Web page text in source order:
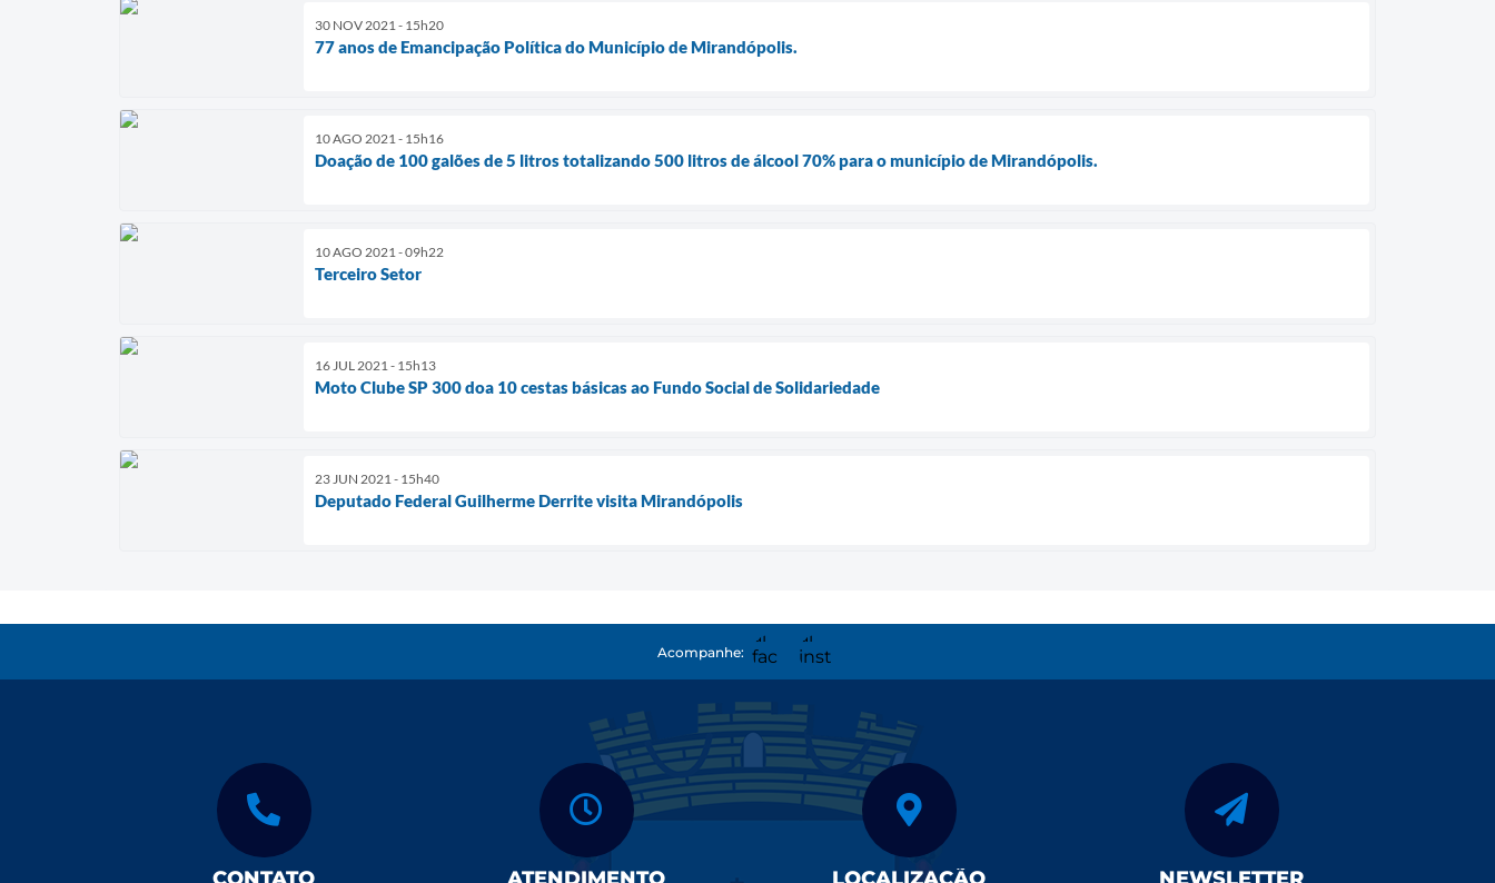
30 NOV 2021 - 15h20
77 anos de Emancipação Política do Município de Mirandópolis.
10 AGO 2021 - 15h16
Doação de 100 galões de 5 litros totalizando 500 litros de álcool 70% para o município de Mirandópolis.
10 AGO 2021 - 09h22
Terceiro Setor
16 JUL 2021 - 15h13
Moto Clube SP 300 doa 10 cestas básicas ao Fundo Social de Solidariedade
23 JUN 2021 - 15h40
Deputado Federal Guilherme Derrite visita Mirandópolis
Acompanhe:
CONTATO